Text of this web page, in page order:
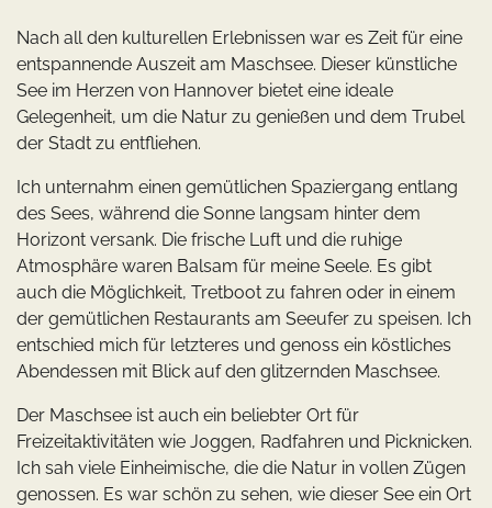
Nach all den kulturellen Erlebnissen war es Zeit für eine
entspannende Auszeit am Maschsee. Dieser künstliche
See im Herzen von Hannover bietet eine ideale
Gelegenheit, um die Natur zu genießen und dem Trubel
der Stadt zu entfliehen.
Ich unternahm einen gemütlichen Spaziergang entlang
des Sees, während die Sonne langsam hinter dem
Horizont versank. Die frische Luft und die ruhige
Atmosphäre waren Balsam für meine Seele. Es gibt
auch die Möglichkeit, Tretboot zu fahren oder in einem
der gemütlichen Restaurants am Seeufer zu speisen. Ich
entschied mich für letzteres und genoss ein köstliches
Abendessen mit Blick auf den glitzernden Maschsee.
Der Maschsee ist auch ein beliebter Ort für
Freizeitaktivitäten wie Joggen, Radfahren und Picknicken.
Ich sah viele Einheimische, die die Natur in vollen Zügen
genossen. Es war schön zu sehen, wie dieser See ein Ort